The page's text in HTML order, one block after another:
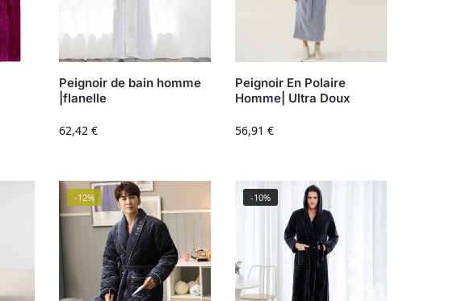
Peignoir de bain homme
|flanelle
62,42€
Peignoir En Polaire
Homme| Ultra Doux
56,91€
-12% -10%